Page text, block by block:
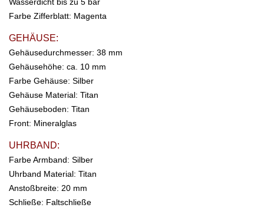
Wasserdicht bis zu 5 bar
Farbe Zifferblatt: Magenta
GEHÄUSE:
Gehäusedurchmesser: 38 mm
Gehäusehöhe: ca. 10 mm
Farbe Gehäuse: Silber
Gehäuse Material: Titan
Gehäuseboden: Titan
Front: Mineralglas
UHRBAND:
Farbe Armband: Silber
Uhrband Material: Titan
Anstoßbreite: 20 mm
Schließe: Faltschließe